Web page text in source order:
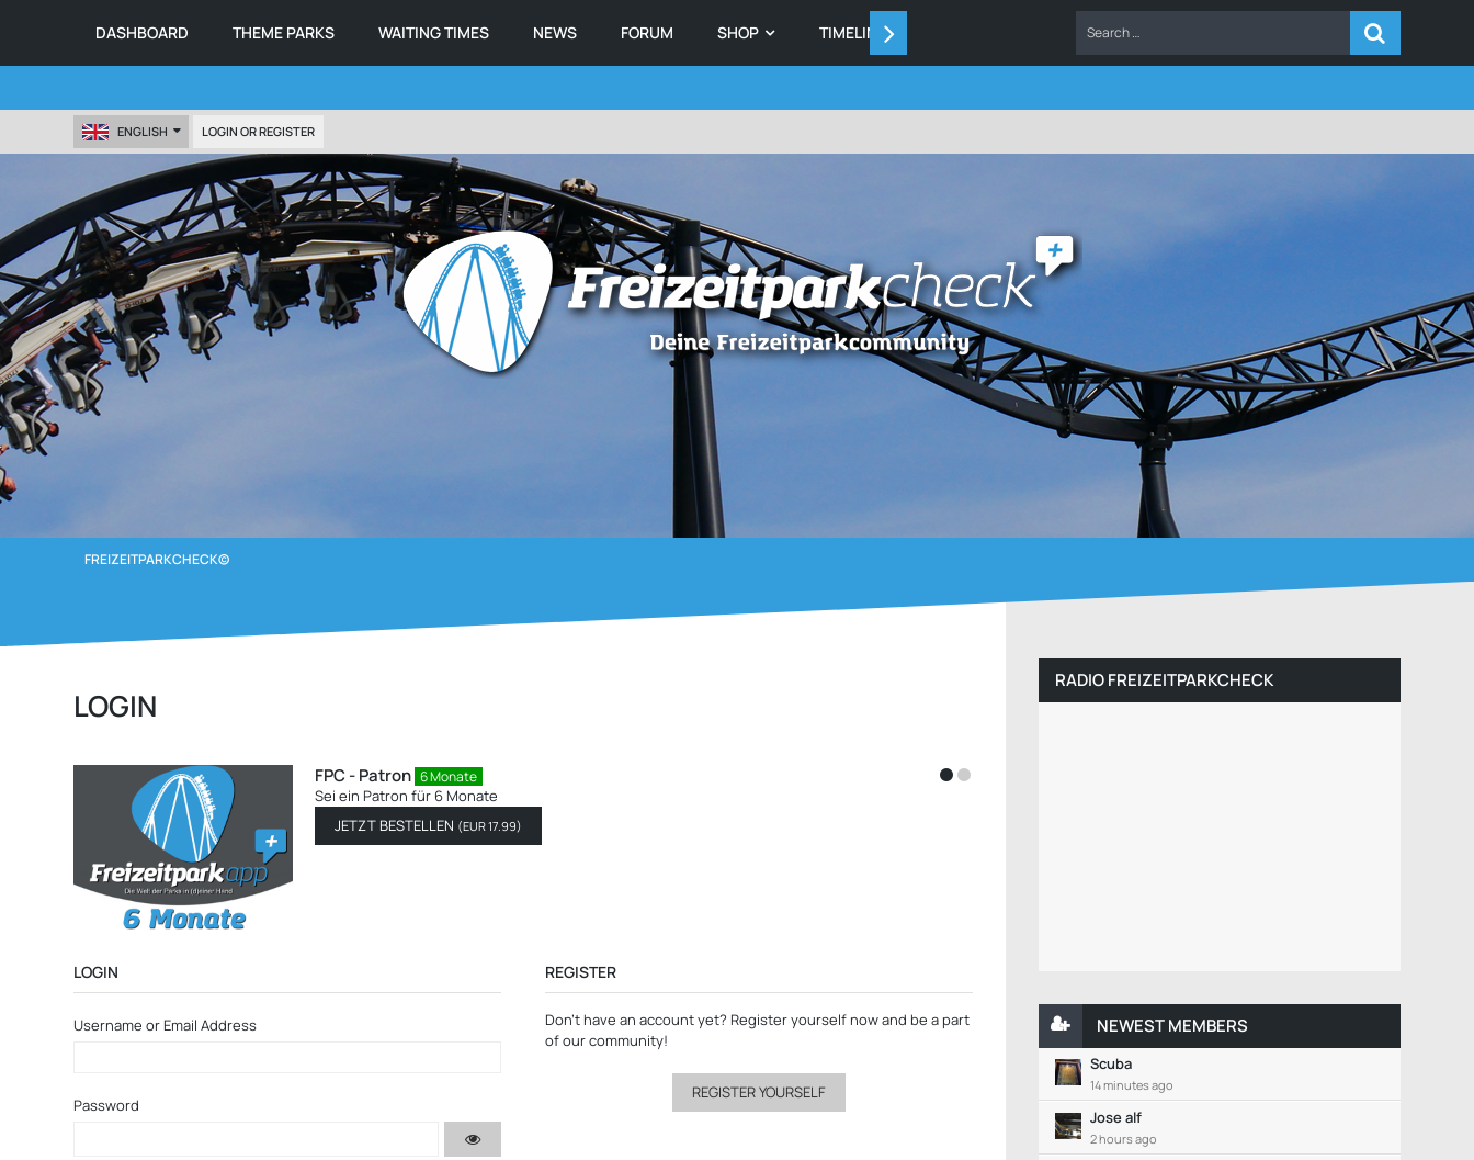
DASHBOARD THEME PARKS WAITING TIMES NEWS FORUM SHOP TIMELINE
ENGLISH LOGIN OR REGISTER
FREIZEITPARKCHECK©
LOGIN
FPC - Patron 12 Monate
Sei ein Patron für 12 Monate
JETZT BESTELLEN (EUR 29.99
LOGIN
Username or Email Address
Password
REGISTER
Don’t have an account yet? Register yourself nowand be a part
of our community!
REGISTER YOURSELF
RADIO FREIZEITPARKCHECK
NEWEST MEMBERS
Scuba
14 minutes ago
Jose alf
2 hours ago